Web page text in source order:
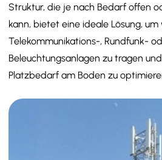
Struktur, die je nach Bedarf offen
kann, bietet eine ideale Lösung,
Telekommunikations-, Rundfunk-
Beleuchtungsanlagen zu tragen
Platzbedarf am Boden zu